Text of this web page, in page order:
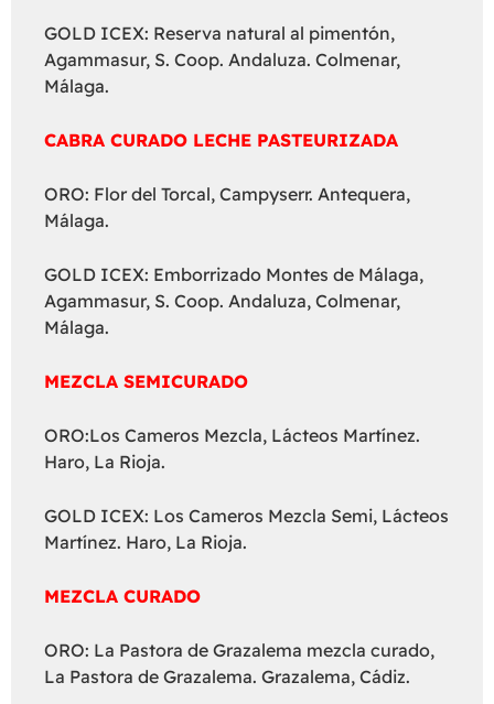
GOLD ICEX: Reserva natural al pimentón,
Agammasur, S. Coop. Andaluza. Colmenar,
Málaga.
CABRA CURADO LECHE PASTEURIZADA
ORO: Flor del Torcal, Campyserr. Antequera,
Málaga.
GOLD ICEX: Emborrizado Montes de Málaga,
Agammasur, S. Coop. Andaluza, Colmenar,
Málaga.
MEZCLA SEMICURADO
ORO:Los Cameros Mezcla, Lácteos Martínez.
Haro, La Rioja.
GOLD ICEX: Los Cameros Mezcla Semi, Lácteos
Martínez. Haro, La Rioja.
MEZCLA CURADO
ORO: La Pastora de Grazalema mezcla curado,
La Pastora de Grazalema. Grazalema, Cádiz.